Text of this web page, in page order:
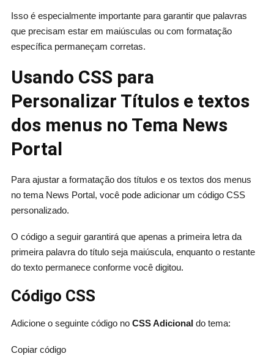
Isso é especialmente importante para garantir que palavras
que precisam estar em maiúsculas ou com formatação
específica permaneçam corretas.
Usando CSS para
Personalizar Títulos e textos
dos menus no Tema News
Portal
Para ajustar a formatação dos títulos e os textos dos menus
no tema News Portal, você pode adicionar um código CSS
personalizado.
O código a seguir garantirá que apenas a primeira letra da
primeira palavra do título seja maiúscula, enquanto o restante
do texto permanece conforme você digitou.
Código CSS
Adicione o seguinte código no CSS Adicionaldo tema:
Copiar código